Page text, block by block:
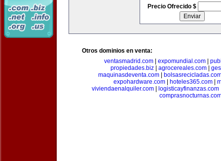
Precio Ofrecido $
Otros dominios en venta:
ventasmadrid.com
expomundial.com
propiedades.biz| agrocereales.com|
maquinasdeventa.com
expohardware.com| hoteles365.com|
viviendaenalquiler.com
logisticayfinanzas.com